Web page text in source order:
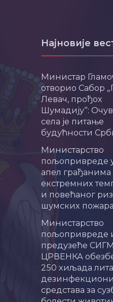
Најновије
Министар
отворио Сабор
Левач, прођох
Шумадију“:
села је питање
будућности
Министарство
пољопривреде
апел грађанима
екстремних
и повећаног
шумских пожара
Министарство
пољопривреде
предузеће
ЦРВЕНКА
250 хиљада
средстава за